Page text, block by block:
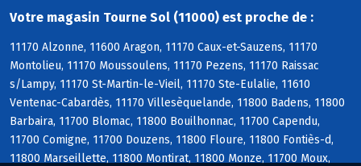
Votre magasin Tourne Sol (11000) est proche de :
11170 Alzonne, 11600 Aragon, 11170 Caux-et-Sauzens, 11170
Montolieu, 11170 Moussoulens, 11170 Pezens, 11170 Raissac
s/Lampy, 11170 St-Martin-le-Vieil, 11170 Ste-Eulalie, 11610
Ventenac-Cabardès, 11170 Villesèquelande, 11800 Badens, 11800
Barbaira, 11700 Blomac, 11800 Bouilhonnac, 11700 Capendu,
11700 Comigne, 11700 Douzens, 11800 Floure, 11800 Fontiès-d,
11800 Marseillette, 11800 Montirat, 11800 Monze, 11700 Moux,